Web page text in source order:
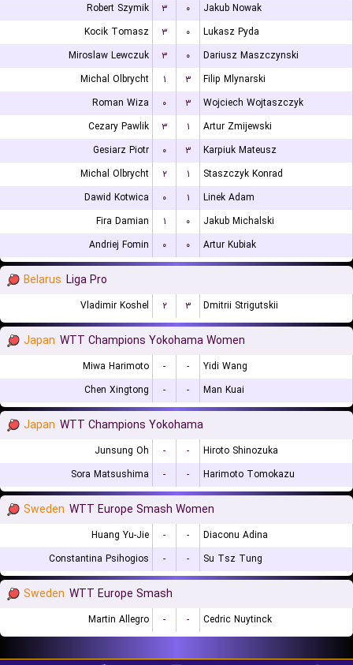
Robert Szymik
۳ ۰
Jakub Nowak
Kocik Tomasz
۳ ۰
Lukasz Pyda
Miroslaw Lewczuk
۳ ۰
Dariusz Maszczynski
Michal Olbrycht
۱ ۳
Filip Mlynarski
Roman Wiza
۰ ۳
Wojciech Wojtaszczyk
Cezary Pawlik
۳ ۱
Artur Zmijewski
Gesiarz Piotr
۰ ۳
Karpiuk Mateusz
Michal Olbrycht
۲ ۱
Staszczyk Konrad
Dawid Kotwica
۰ ۱
Linek Adam
Fira Damian
۱ ۰
Jakub Michalski
Andriej Fomin
۰ ۰ Artur Kubiak
Belarus Liga Pro
Vladimir Koshel ۲ ۳ Dmitrii Strigutskii
Japan WTT Champions Yokohama Women
Miwa Harimoto - -
Yidi Wang
Chen Xingtong
- - Man Kuai
Japan WTT Champions Yokohama
Junsung Oh - -
Hiroto Shinozuka
Sora Matsushima
- - Harimoto Tomokazu
Sweden WTT Europe Smash Women
Huang Yu-Jie - -
Diaconu Adina
Constantina Psihogios
- - Su Tsz Tung
Sweden WTT Europe Smash
Martin Allegro - - Cedric Nuytinck